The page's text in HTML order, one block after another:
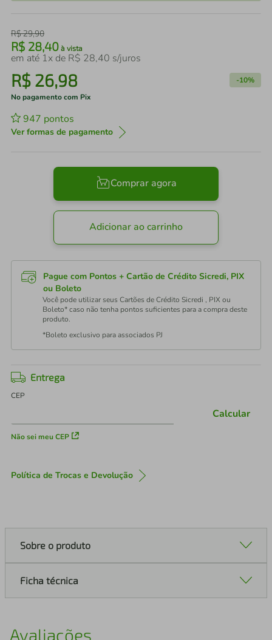
R$29,90
R$ 28,40 à vista
em até 1x de R$ 28,40 s/juros
R$ 26,98 -10%
No pagamento com Pix
947 pontos
Ver formas de pagamento
Comprar agora
Adicionar ao carrinho
Pague com Pontos + Cartão de Crédito Sicredi, PIX
ou Boleto
Você pode utilizar seus Cartões de Crédito Sicredi , PIX ou
Boleto* caso não tenha pontos suficientes para a compra deste
produto.
*Boleto exclusivo para associados PJ
Entrega
CEP
Não sei meu CEP
Calcular
Política de Trocas e Devolução
Sobre o produto
Ficha técnica
Avaliações